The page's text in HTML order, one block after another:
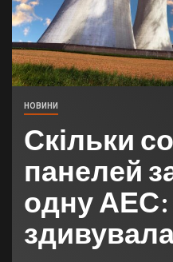
НОВИНИ
Скільки
панелей
одну АЕС: